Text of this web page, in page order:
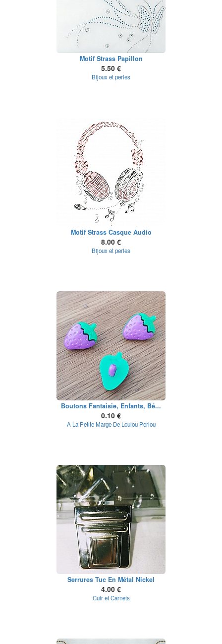
Motif Strass Papillon
5.50 €
Bijoux et perles
Motif Strass Casque Audio
8.00 €
Bijoux et perles
Boutons Fantaisie, Enfants, Bé...
0.10 €
A La Petite Marge De Loulou Perlou
Serrures Tuc En Métal Nickel
4.00 €
Cuir et Carnets